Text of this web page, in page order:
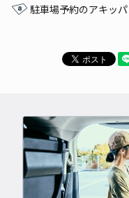
駐車場予約のアキッパ